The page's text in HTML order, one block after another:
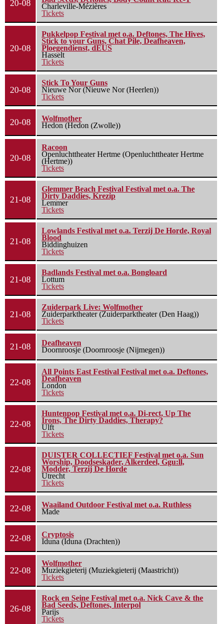
20-08
Charleville-Mézières
Tickets
20-08
Pukkelpop Festival met o.a. Deftones, The Hives,
Stick to your Guns, Chat Pile, Deafheaven,
Ploegendienst, dEUS
Hasselt
Tickets
20-08
Stick To Your Guns
Nieuwe Nor (Nieuwe Nor (Heerlen))
Tickets
20-08
Wolfmother
Hedon (Hedon (Zwolle))
20-08
Racoon
Openluchttheater Hertme (Openluchttheater Hertme
(Hertme))
Tickets
21-08
Glemmer Beach Festival Festival met o.a. The
Dirty Daddies, Krezip
Lemmer
Tickets
21-08
Lowlands Festival met o.a. Terzij De Horde, Royal
Blood
Biddinghuizen
Tickets
21-08
Badlands Festival met o.a. Bongloard
Lottum
Tickets
21-08
Zuiderpark Live: Wolfmother
Zuiderparktheater (Zuiderparktheater (Den Haag))
Tickets
21-08
Deafheaven
Doornroosje (Doornroosje (Nijmegen))
22-08
All Points East Festival Festival met o.a. Deftones,
Deafheaven
London
Tickets
22-08
Huntenpop Festival met o.a. Di-rect, Up The
Irons, The Dirty Daddies, Therapy?
Ulft
Tickets
22-08
DUISTER COLLECTIEF Festival met o.a. Sun
Worship, Doodseskader, Alkerdeel, Ggu:ll,
Modder, Terzij De Horde
Utrecht
Tickets
22-08
Waailand Outdoor Festival met o.a. Ruthless
Made
22-08
Cryptosis
Iduna (Iduna (Drachten))
22-08
Wolfmother
Muziekgieterij (Muziekgieterij (Maastricht))
Tickets
26-08
Rock en Seine Festival met o.a. Nick Cave & the
Bad Seeds, Deftones, Interpol
Parijs
Tickets